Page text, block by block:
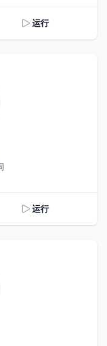
运行
运行